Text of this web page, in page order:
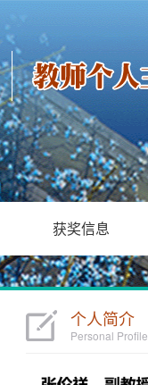
获奖信息
个人简介
Personal Profile